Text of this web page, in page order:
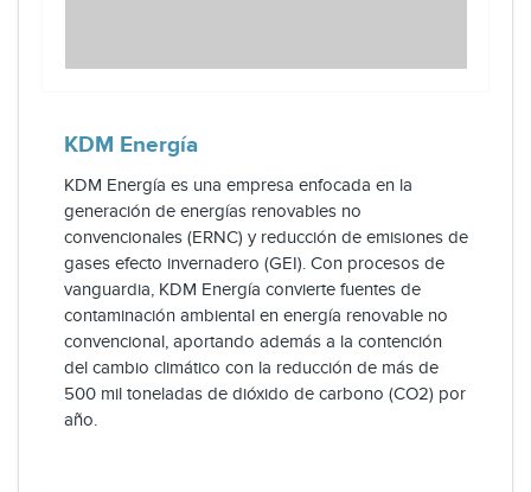
KDM Energía
KDM Energía es una empresa enfocada en la
generación de energías renovables no
convencionales (ERNC) y reducción de emisiones de
gases efecto invernadero (GEI). Con procesos de
vanguardia, KDM Energía convierte fuentes de
contaminación ambiental en energía renovable no
convencional, aportando además a la contención
del cambio climático con la reducción de más de
500 mil toneladas de dióxido de carbono (CO2) por
año.